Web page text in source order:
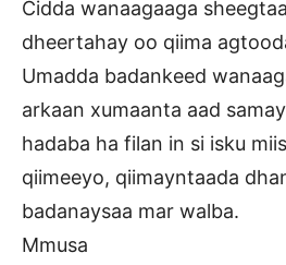
Cidda wanaagaaga
dheertahay oo qiima
Umadda badankeed
arkaan xumaanta aad
hadaba ha filan in si isku
qiimeeyo, qiimayntaada
badanaysaa mar walba.
Mmusa